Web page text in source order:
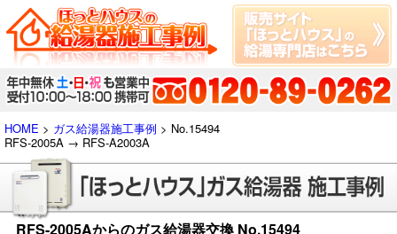
HOME > ガス給湯器施工事例 > No.15494
RFS-2005A → RFS-A2003A
RFS-2005Aからのガス給湯器交換 No.15494